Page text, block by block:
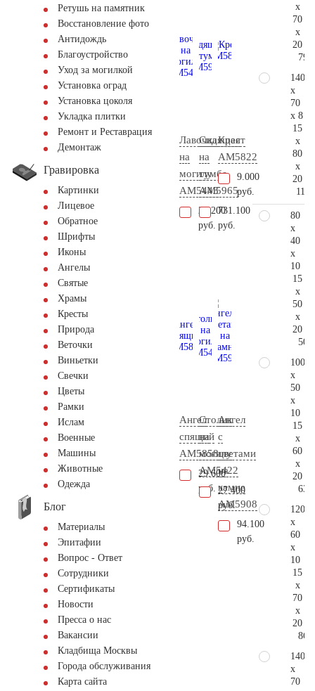
Ретушь на памятник
Восстановление фото
Антидождь
Благоустройство
Уход за могилкой
Установка оград
Установка цоколя
Укладка плитки
Ремонт и Реставрация
Демонтаж
Гравировка
Картинки
Лицевое
Обратное
Шрифты
Иконы
Ангелы
Святые
Храмы
Кресты
Природа
Веточки
Виньетки
Свечки
Цветы
Рамки
Ислам
Военные
Машины
Животные
Одежда
Блог
Материалы
Эпитафии
Вопрос - Ответ
Сотрудники
Сертификаты
Новости
Пресса о нас
Вакансии
Кладбища Москвы
Города обслуживания
Карта сайта
Лавочка
на
могилу
AM5443
24.200
руб.
Сидящая
на
тумбе
AM5965
731.100
руб.
Крест
AM5822
9.000
руб.
Ангел
спящий
AM5858
29.600
руб.
Столик
на
могилу
AM5422
27.400
руб.
Ангел
с
цветами
на
камне
AM5908
94.100
руб.
x
70
x
20
140
x
70
x 8
15
x
80
x
20
80
x
40
x
10
15
x
50
x
20
100
x
50
x
10
15
x
60
x
20
120
x
60
x
10
15
x
70
x
20
140
x
70